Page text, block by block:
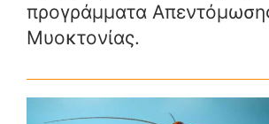
προγράμματα
Μυοκτονίας.